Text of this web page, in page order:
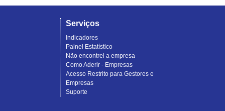
Serviços
Indicadores
Painel Estatístico
Não encontrei a empresa
Como Aderir - Empresas
Acesso Restrito para Gestores e
Empresas
Suporte